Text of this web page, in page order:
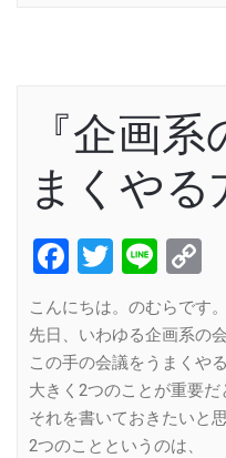
『企画
まくやる
Facebook
Twitter
Line
こんにちは。のむらです。
先日、いわゆる企画系の
この手の会議をうまくや
大きく2つのことが重要だ
それを書いておきたいと思
2つのことというのは、